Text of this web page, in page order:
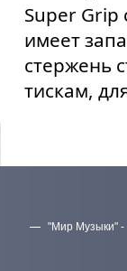
Super Grip
имеет
стержень
тискам,
"Мир Музыки" -